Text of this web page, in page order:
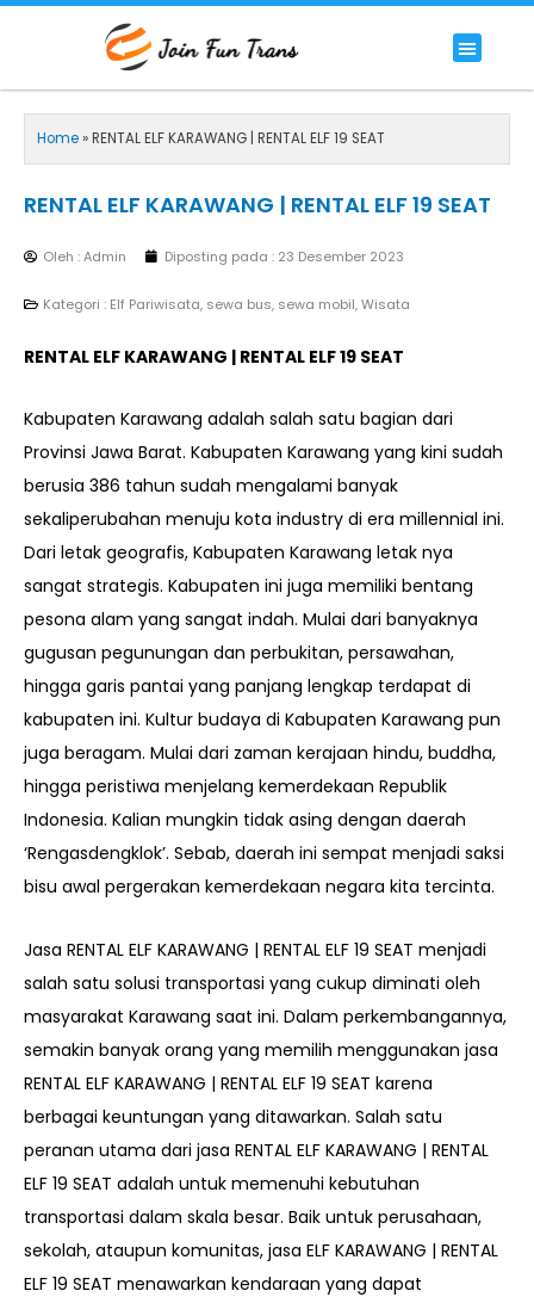
Menu
Home»RENTAL ELF KARAWANG | RENTAL ELF 19 SEAT
RENTAL ELF KARAWANG | RENTAL ELF 19 SEAT
Oleh : Admin Diposting pada : 23 Desember 2023
Kategori : Elf Pariwisata, sewa bus, sewa mobil,Wisata
RENTAL ELF KARAWANG | RENTAL ELF 19 SEAT
Kabupaten Karawang adalah salah satu bagian dari
Provinsi Jawa Barat. Kabupaten Karawang yang kini sudah
berusia 386 tahun sudah mengalami banyak
sekaliperubahan menuju kota industry di era millennial ini.
Dari letak geografis, Kabupaten Karawang letak nya
sangat strategis. Kabupaten ini juga memiliki bentang
pesona alam yang sangat indah. Mulai dari banyaknya
gugusan pegunungan dan perbukitan, persawahan,
hingga garis pantai yang panjang lengkap terdapat di
kabupaten ini. Kultur budaya di Kabupaten Karawang pun
juga beragam. Mulai dari zaman kerajaan hindu, buddha,
hingga peristiwa menjelang kemerdekaan Republik
Indonesia. Kalian mungkin tidak asing dengan daerah
‘Rengasdengklok’. Sebab, daerah ini sempat menjadi saksi
bisu awal pergerakan kemerdekaan negara kita tercinta.
Jasa RENTAL ELF KARAWANG | RENTAL ELF 19 SEAT menjadi
salah satu solusi transportasi yang cukup diminati oleh
masyarakat Karawang saat ini. Dalam perkembangannya,
semakin banyak orang yang memilih menggunakan jasa
RENTAL ELF KARAWANG | RENTAL ELF 19 SEAT karena
berbagai keuntungan yang ditawarkan. Salah satu
peranan utama dari jasa RENTAL ELF KARAWANG | RENTAL
ELF 19 SEAT adalah untuk memenuhi kebutuhan
transportasi dalam skala besar. Baik untuk perusahaan,
sekolah, ataupun komunitas, jasa ELF KARAWANG | RENTAL
ELF 19 SEAT menawarkan kendaraan yang dapat